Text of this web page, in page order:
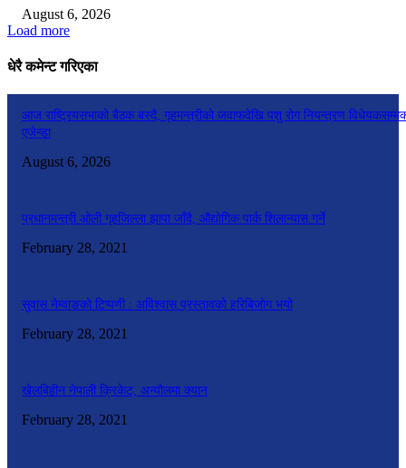
August 6, 2026
Load more
धेरै कमेन्ट गरिएका
आज राष्ट्रियसभाको बैठक बस्दै, गृहमन्त्रीको जवाफदेखि पशु रोग नियन्त्रण
एजेन्डा
August 6, 2026
प्रधानमन्त्री ओली गृहजिल्ला झापा जाँदै, औद्योगिक पार्क शिलान्यास गर्ने
February 28, 2021
सुवास नेम्वाङको टिप्पणी : अविश्वास प्रस्तावको हरिबिजोग भयो
February 28, 2021
खेलबिहीन नेपाली क्रिकेट, अन्यौलमा क्यान
February 28, 2021